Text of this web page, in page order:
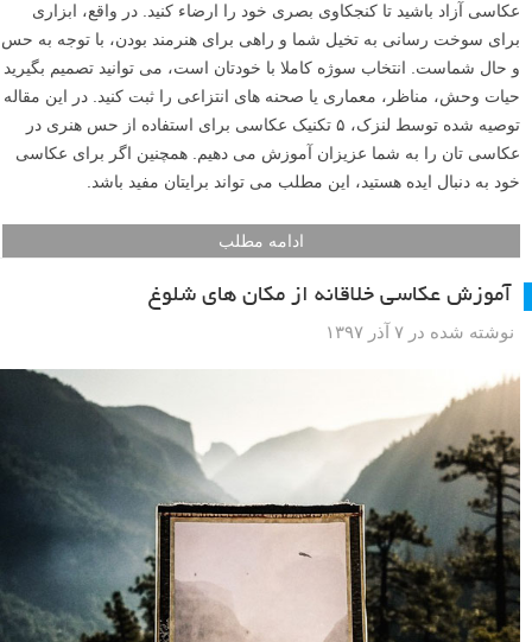
عکاسی آزاد باشید تا کنجکاوی بصری خود را ارضاء کنید. در واقع، ابزاری
برای سوخت رسانی به تخیل شما و راهی برای هنرمند بودن، با توجه به حس
و حال شماست. انتخاب سوژه کاملا با خودتان است، می توانید تصمیم بگیرید
حیات وحش، مناظر، معماری یا صحنه های انتزاعی را ثبت کنید. در این مقاله
توصیه شده توسط لنزک، ۵ تکنیک عکاسی برای استفاده از حس هنری در
عکاسی تان را به شما عزیزان آموزش می دهیم. همچنین اگر برای عکاسی
خود به دنبال ایده هستید، این مطلب می تواند برایتان مفید باشد.
ادامه مطلب
آموزش عکاسی خلاقانه از مکان های شلوغ
نوشته شده در ۷ آذر ۱۳۹۷